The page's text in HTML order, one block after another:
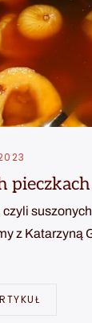
pieczkach
z Katarzyną